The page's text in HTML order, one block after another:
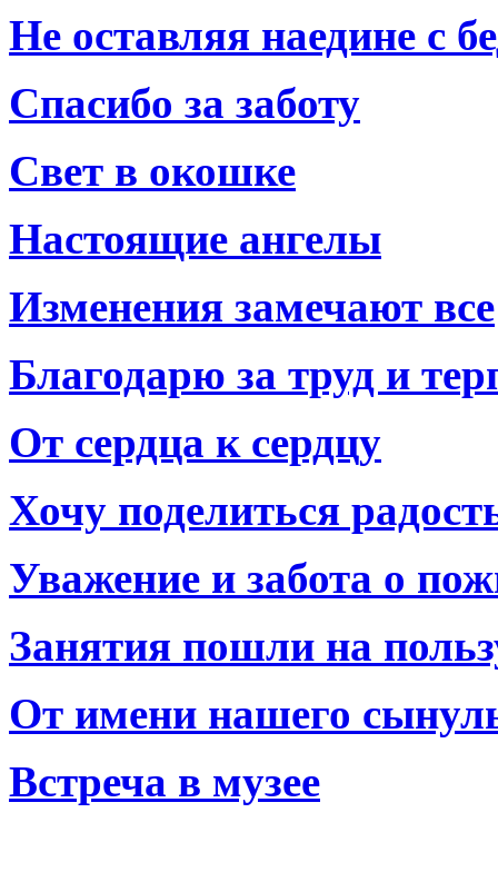
Не оставляя наедине с
Спасибо за заботу
Свет в окошке
Настоящие ангелы
Изменения замечают все
Благодарю за труд и
От сердца к сердцу
Хочу поделиться
Уважение и забота о
Занятия пошли на
От имени нашего
Встреча в музее